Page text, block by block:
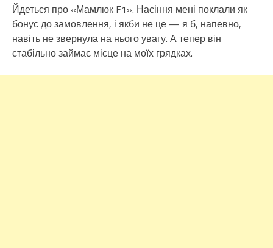
Йдеться про «Мамлюк F1». Насіння мені поклали як
бонус до замовлення, і якби не це — я б, напевно,
навіть не звернула на нього увагу. А тепер він
стабільно займає місце на моїх грядках.